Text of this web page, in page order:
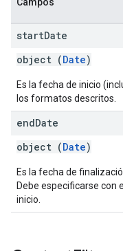
startDate
object (Date)
Es la fecha de inicio
los formatos descritos.
endDate
object (Date)
Es la fecha de
Debe especificarse con
inicio.